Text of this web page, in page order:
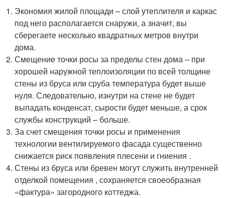
Экономия жилой площади – слой утеплителя и каркас
под него располагается снаружи, а значит, вы
сберегаете несколько квадратных метров внутри
дома.
Смещение точки росы за пределы стен дома – при
хорошей наружной теплоизоляции по всей толщине
стены из бруса или сруба температура будет выше
нуля. Следовательно, изнутри на стене не будет
выпадать конденсат, сырости будет меньше, а срок
службы конструкций – больше.
За счет смещения точки росы и применения
технологии вентилируемого фасада существенно
снижается риск появления плесени и гниения .
Стены из бруса или бревен могут служить внутренней
отделкой помещения , сохраняется своеобразная
«фактура» загородного коттеджа.